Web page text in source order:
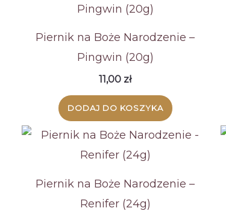
Piernik na Boże Narodzenie –
Pingwin (20g)
11,00 zł
DODAJ DO KOSZYKA
Piernik na Boże Narodzenie –
Renifer (24g)